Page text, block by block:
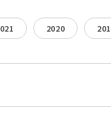
タルサイネージ
2020